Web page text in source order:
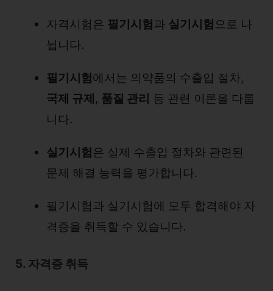
자격시험은 필기시험과 실기시험 으로 나
뉩니다.
필기시험에서는 의약품의 수출입 절차,
국제 규제, 품질 관리 등 관련 이론을 다룹
니다.
실기시험은 실제 수출입 절차와 관련된
문제 해결 능력을 평가합니다.
필기시험과 실기시험에 모두 합격해야 자
격증을 취득할 수 있습니다.
5. 자격증 취득